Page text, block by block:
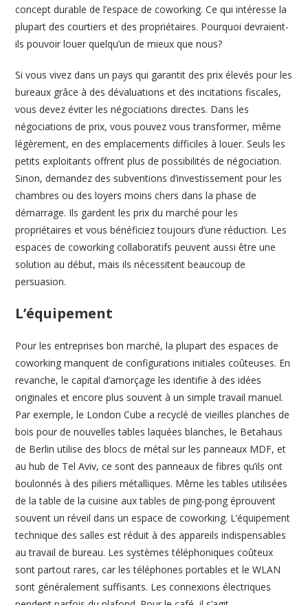
concept durable de l’espace de coworking. Ce qui intéresse la
plupart des courtiers et des propriétaires. Pourquoi devraient-
ils pouvoir louer quelqu’un de mieux que nous?
Si vous vivez dans un pays qui garantit des prix élevés pour les
bureaux grâce à des dévaluations et des incitations fiscales,
vous devez éviter les négociations directes. Dans les
négociations de prix, vous pouvez vous transformer, même
légèrement, en des emplacements difficiles à louer. Seuls les
petits exploitants offrent plus de possibilités de négociation.
Sinon, demandez des subventions d’investissement pour les
chambres ou des loyers moins chers dans la phase de
démarrage. Ils gardent les prix du marché pour les
propriétaires et vous bénéficiez toujours d’une réduction. Les
espaces de coworking collaboratifs peuvent aussi être une
solution au début, mais ils nécessitent beaucoup de
persuasion.
L’équipement
Pour les entreprises bon marché, la plupart des espaces de
coworking manquent de configurations initiales coûteuses. En
revanche, le capital d’amorçage les identifie à des idées
originales et encore plus souvent à un simple travail manuel.
Par exemple, le London Cube a recyclé de vieilles planches de
bois pour de nouvelles tables laquées blanches, le Betahaus
de Berlin utilise des blocs de métal sur les panneaux MDF, et
au hub de Tel Aviv, ce sont des panneaux de fibres qu’ils ont
boulonnés à des piliers métalliques. Même les tables utilisées
de la table de la cuisine aux tables de ping-pong éprouvent
souvent un réveil dans un espace de coworking. L’équipement
technique des salles est réduit à des appareils indispensables
au travail de bureau. Les systèmes téléphoniques coûteux
sont partout rares, car les téléphones portables et le WLAN
sont généralement suffisants. Les connexions électriques